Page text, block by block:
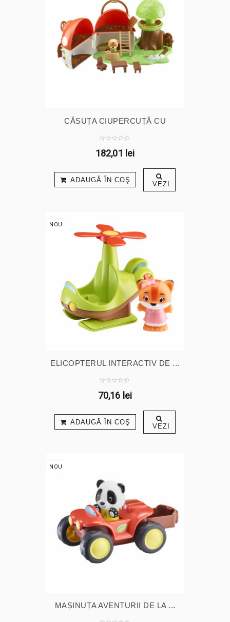
CĂSUȚA CIUPERCUȚĂ CU
182,01 lei
ADAUGĂ ÎN COŞ VEZI
NOU
ELICOPTERUL INTERACTIV DE ...
70,16 lei
ADAUGĂ ÎN COŞ VEZI
NOU
MAȘINUȚA AVENTURII DE LA ...